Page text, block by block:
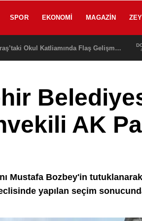
SPOR EKONOMI MAGAZIN
SON DAKİKA: Kahramanmaraş’taki Okul Katliamında Flaş Gelişme! Emniyet Müdürü Baba Gözaltına Alınıyor
AK
Mustafa Bozbey'in
yapılan seçim